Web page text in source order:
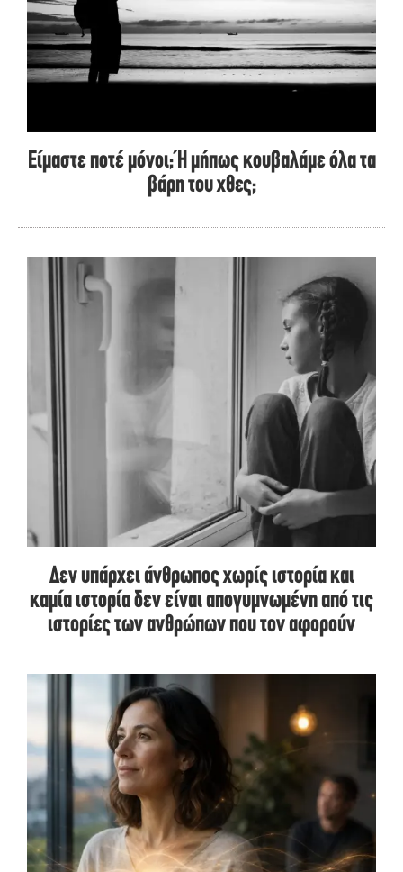
Είμαστε ποτέ μόνοι; Ή μήπως κουβαλάμε όλα τα
βάρη του χθες;
Δεν υπάρχει άνθρωπος χωρίς ιστορία και
καμία ιστορία δεν είναι απογυμνωμένη από τις
ιστορίες των ανθρώπων που τον αφορούν